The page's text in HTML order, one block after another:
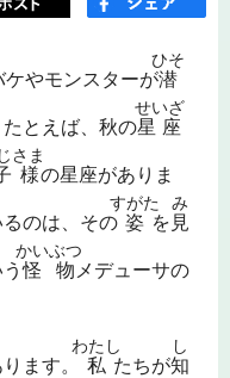
ケやモンスターが潜
ひそ
とえば、秋の星座
せいざ
様
さま
の星座がありま
のは、その 姿
すがた
を 見
み
怪物
かいぶつ
メデューサの
ます。 私
わたし
たちが知
し